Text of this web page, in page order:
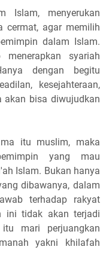
Islam, menyerukan
cermat, agar memilih
dalam Islam.
syariah
dengan begitu
kesejahteraan,
akan bisa diwujudkan
itu muslim, maka
yang mau
Islam. Bukan hanya
dibawanya, dalam
terhadap rakyat
ini tidak akan terjadi
mari perjuangkan
yakni khilafah